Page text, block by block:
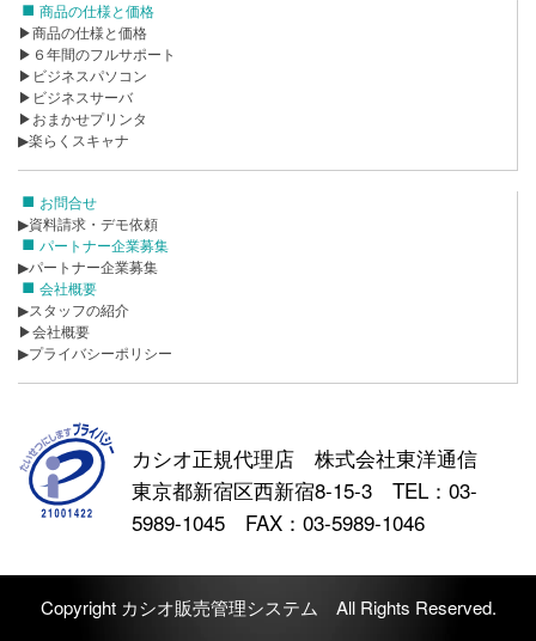
商品の仕様と価格
▶商品の仕様と価格
▶６年間のフルサポート
▶ビジネスパソコン
▶ビジネスサーバ
▶おまかせプリンタ
▶楽らくスキャナ
お問合せ
▶資料請求・デモ依頼
パートナー企業募集
▶パートナー企業募集
会社概要
▶スタッフの紹介
▶会社概要
▶プライバシーポリシー
カシオ正規代理店 株式会社東洋通信
東京都新宿区西新宿8-15-3 TEL：03-
5989-1045 FAX：03-5989-1046
Copyright カシオ販売管理システム All Rights Reserved.